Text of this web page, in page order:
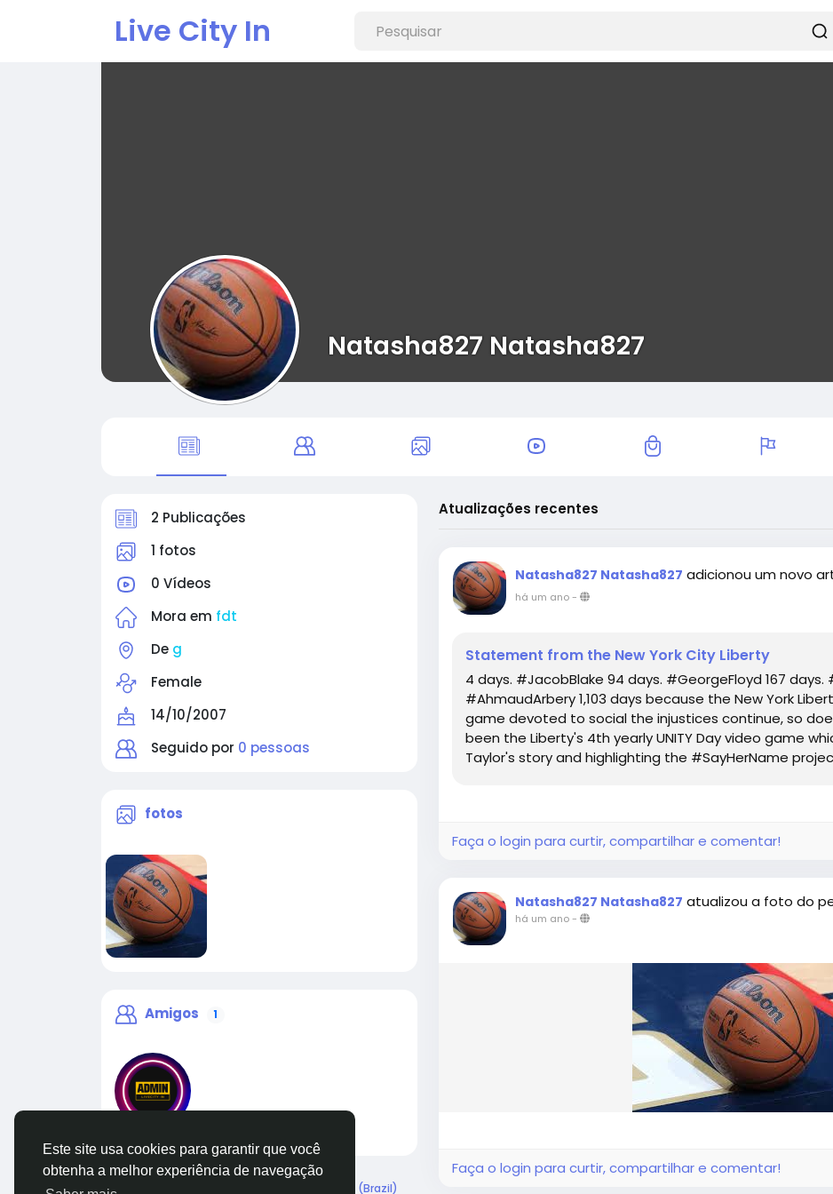
Este site usa cookies para garantir que você
obtenha a melhor experiência de navegação
Live City In
Natasha827 Natasha827
2 Publicações
1 fotos
0 Vídeos
Mora em fdt
De g
Female
14/10/2007
Seguido por 0 pessoas
fotos
Amigos 1
liveadmin
© 2026 Live City In Portuguese (Brazil)
Atualizações recentes
Natasha827 Natasha827 adicionou um novo
há um ano-
Statement from the New York City Liberty
4 days. #JacobBlake 94 days. #GeorgeFloyd 167 days.
#AhmaudArbery 1,103 days because the New York
game devoted to social the injustices continue, so
been the Liberty's 4th yearly UNITY Day video game
Taylor's story and highlighting the #SayHerName
Faça o login para curtir, compartilhar e comentar!
Natasha827 Natasha827 atualizou a foto do
há um ano-
Faça o login para curtir, compartilhar e comentar!